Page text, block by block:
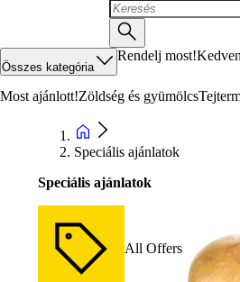
Összes kategória
Rendelj most!
Most ajánlott!Zöldség és gyümölcs
Speciális ajánlatok
Speciális ajánlatok
All Offers